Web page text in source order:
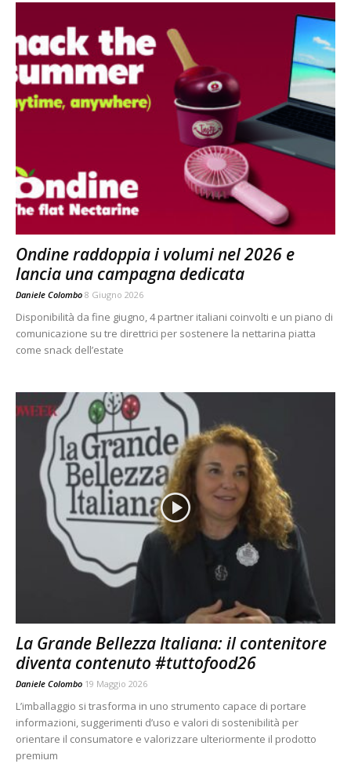
Ondine raddoppia i volumi nel 2026 e
lancia una campagna dedicata
Daniele Colombo 8 Giugno 2026
Disponibilità da fine giugno, 4 partner italiani coinvolti e un piano di
comunicazione su tre direttrici per sostenere la nettarina piatta
come snack dell’estate
La Grande Bellezza Italiana: il contenitore
diventa contenuto #tuttofood26
Daniele Colombo 19 Maggio 2026
L’imballaggio si trasforma in uno strumento capace di portare
informazioni, suggerimenti d’uso e valori di sostenibilità per
orientare il consumatore e valorizzare ulteriormente il prodotto
premium